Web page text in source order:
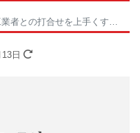
打合せを上手くすすめるには
日